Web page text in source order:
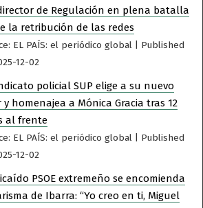
de Regulación en plena batalla
la retribución de las redes
EL PAÍS: el periódico global
Published
12-02
policial SUP elige a su nuevo
homenajea a Mónica Gracia tras 12
al frente
EL PAÍS: el periódico global
Published
12-02
PSOE extremeño se encomienda
de Ibarra: “Yo creo en ti, Miguel